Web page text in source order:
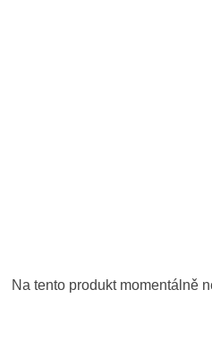
Na tento produkt momentálně